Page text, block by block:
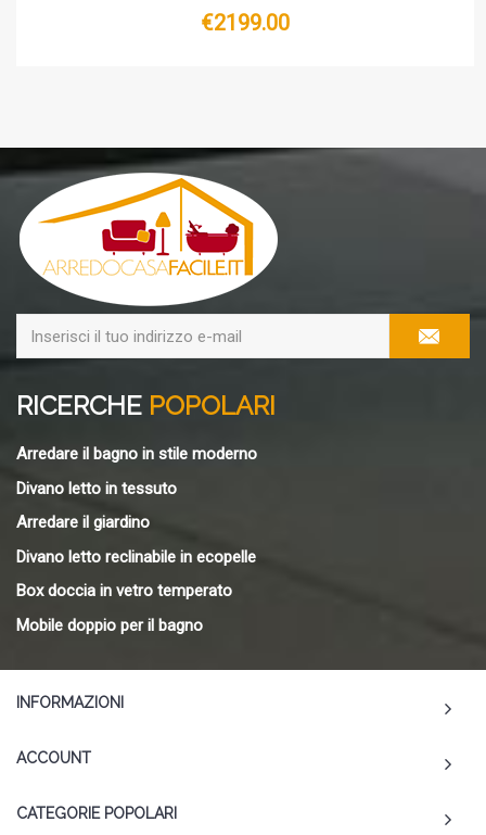
€2199.00
RICERCHE POPOLARI
Arredare il bagno in stile moderno
Divano letto in tessuto
Arredare il giardino
Divano letto reclinabile in ecopelle
Box doccia in vetro temperato
Mobile doppio per il bagno
INFORMAZIONI
ACCOUNT
CATEGORIE POPOLARI